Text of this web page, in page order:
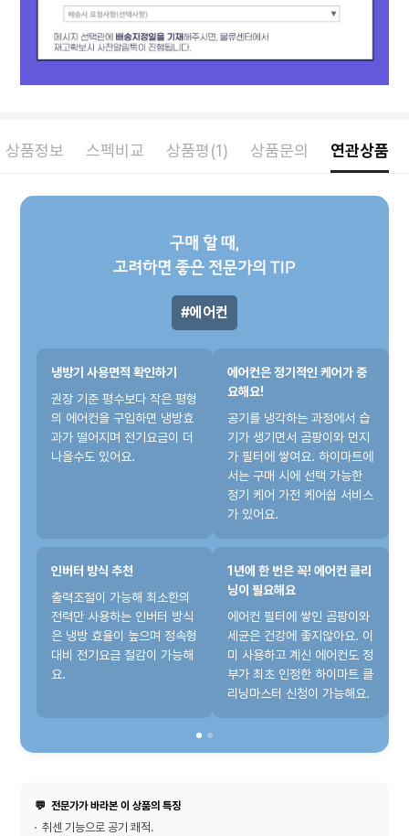
상품정보 스펙비교 상품평(1) 상품문의 연관상품
구매 할 때,
고려하면 좋은 전문가의 TIP
에어컨
냉방기 사용면적 확인하기
권장 기준 평수보다 작은 평형
의 에어컨을 구입하면 냉방효
과가 떨어지며 전기요금이 더
나올수도 있어요.
인버터 방식 추천
출력조절이 가능해 최소한의
전력만 사용하는 인버터 방식
은 냉방 효율이 높으며 정속형
대비 전기요금 절감이 가능해
요.
에어컨은 정기적인 케어가 중
요해요!
공기를 냉각하는 과정에서 습
기가 생기면서 곰팡이와 먼지
가 필터에 쌓여요. 하이마트에
서는 구매 시에 선택 가능한
정기 케어 가전 케어쉽 서비스
가 있어요.
1년에 한 번은 꼭! 에어컨 클리
닝이 필요해요
에어컨 필터에 쌓인 곰팡이와
세균은 건강에 좋지않아요. 이
미 사용하고 계신 에어컨도 정
부가 최초 인정한 하이마트 클
리닝마스터 신청이 가능해요.
💬 전문가가 바라본 이 상품의 특징
취센 기능으로 공기 쾌적.